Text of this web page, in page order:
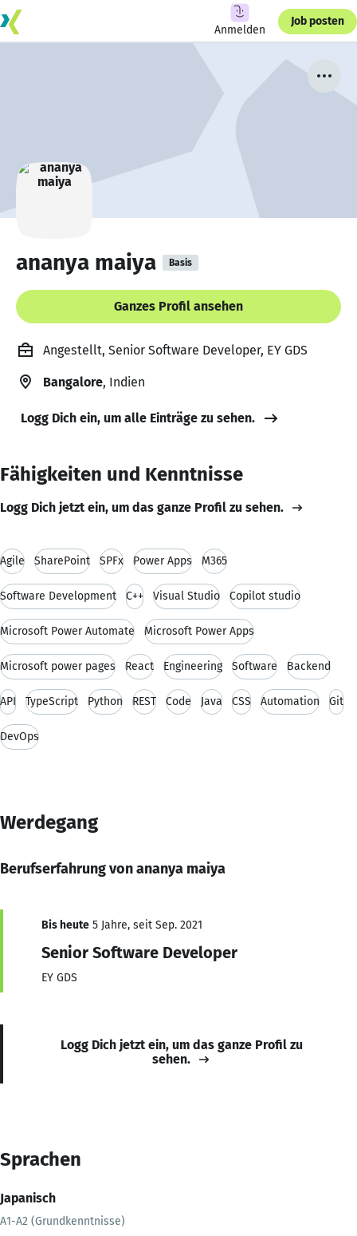
Anmelden
Job posten
ananya maiya Basis
Ganzes Profil ansehen
Angestellt, Senior Software Developer, EY GDS
Bangalore, Indien
Logg Dich ein, um alle Einträge zu sehen.
Fähigkeiten und Kenntnisse
Logg Dich jetzt ein, um das ganze Profil zu sehen.
Agile SharePoint SPFx Power Apps M365
Software Development C++ Visual Studio Copilot studio
Microsoft Power Automate Microsoft Power Apps
Microsoft power pages React Engineering Software Backend
API TypeScript Python REST Code Java CSS Automation Git
DevOps
Werdegang
Berufserfahrung von ananya maiya
Bis heute 5 Jahre, seit Sep. 2021
Senior Software Developer
EY GDS
Logg Dich jetzt ein, um das ganze Profil zu
sehen.
Sprachen
Japanisch
A1-A2 (Grundkenntnisse)